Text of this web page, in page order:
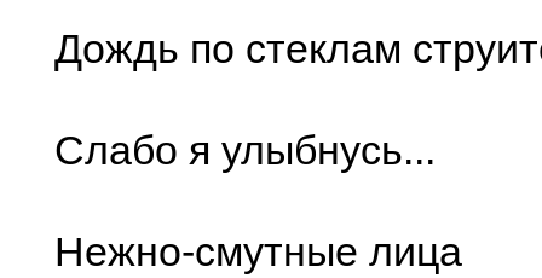
Дождь по стеклам
Слабо я улыбнусь...
Нежно-смутные лица